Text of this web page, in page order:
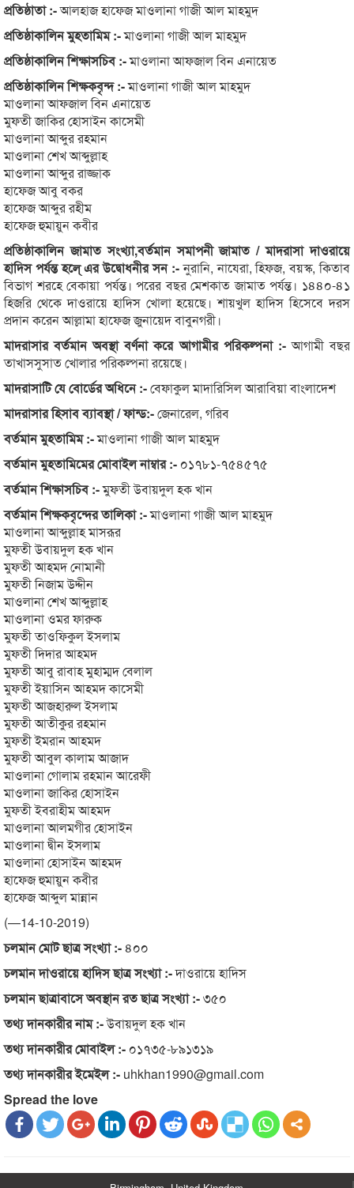
প্রতিষ্ঠাতা :-আলহাজ হাফেজ মাওলানা গাজী আল মাহমুদ
প্রতিষ্ঠাকালিন মুহতামিম :-মাওলানা গাজী আল মাহমুদ
প্রতিষ্ঠাকালিন শিক্ষাসচিব :-মাওলানা আফজাল বিন এনায়েত
প্রতিষ্ঠাকালিন শিক্ষকবৃন্দ :-মাওলানা গাজী আল মাহমুদ
মাওলানা আফজাল বিন এনায়েত
মুফতী জাকির হোসাইন কাসেমী
মাওলানা আব্দুর রহমান
মাওলানা শেখ আব্দুল্লাহ
মাওলানা আব্দুর রাজ্জাক
হাফেজ আবু বকর
হাফেজ আব্দুর রহীম
হাফেজ হুমায়ুন কবীর
প্রতিষ্ঠাকালিন জামাত সংখ্যা,বর্তমান সমাপনী জামাত / মাদরাসা দাওরায়ে
হাদিস পর্যন্ত হলে্ এর উদ্বোধনীর সন :-নুরানি, নাযেরা, হিফজ, বয়স্ক, কিতাব
বিভাগ শরহে বেকায়া পর্যন্ত। পরের বছর মেশকাত জামাত পর্যন্ত। ১৪৪০-৪১
হিজরি থেকে দাওরায়ে হাদিস খোলা হয়েছে। শায়খুল হাদিস হিসেবে দরস
প্রদান করেন আল্লামা হাফেজ জুনায়েদ বাবুনগরী।
মাদরাসার বর্তমান অবস্থা বর্ণনা করে আগামীর পরিকল্পনা :-আগামী বছর
তাখাসসুসাত খোলার পরিকল্পনা রয়েছে।
মাদরাসাটি যে বোর্ডের অধিনে :-বেফাকুল মাদারিসিল আরাবিয়া বাংলাদেশ
মাদরাসার হিসাব ব্যাবস্থা / ফান্ড:-জেনারেল, গরিব
বর্তমান মুহতামিম :-মাওলানা গাজী আল মাহমুদ
বর্তমান মুহতামিমের মোবাইল নাম্বার :- ০১৭৮১-৭৫৪৫৭৫
বর্তমান শিক্ষাসচিব :-মুফতী উবায়দুল হক খান
বর্তমান শিক্ষকবৃন্দের তালিকা :-মাওলানা গাজী আল মাহমুদ
মাওলানা আব্দুল্লাহ মাসরূর
মুফতী উবায়দুল হক খান
মুফতী আহমদ নোমানী
মুফতী নিজাম উদ্দীন
মাওলানা শেখ আব্দুল্লাহ
মাওলানা ওমর ফারুক
মুফতী তাওফিকুল ইসলাম
মুফতী দিদার আহমদ
মুফতী আবু রাবাহ মুহাম্মদ বেলাল
মুফতী ইয়াসিন আহমদ কাসেমী
মুফতী আজহারুল ইসলাম
মুফতী আতীকুর রহমান
মুফতী ইমরান আহমদ
মুফতী আবুল কালাম আজাদ
মাওলানা গোলাম রহমান আরেফী
মাওলানা জাকির হোসাইন
মুফতী ইবরাহীম আহমদ
মাওলানা আলমগীর হোসাইন
মাওলানা দ্বীন ইসলাম
মাওলানা হোসাইন আহমদ
হাফেজ হুমায়ুন কবীর
হাফেজ আব্দুল মান্নান
(—14-10-2019)
চলমান মোট ছাত্র সংখ্যা :-৪০০
চলমান দাওরায়ে হাদিস ছাত্র সংখ্যা :-দাওরায়ে হাদিস
চলমান ছাত্রাবাসে অবস্থান রত ছাত্র সংখ্যা :-৩৫০
তথ্য দানকারীর নাম :-উবায়দুল হক খান
তথ্য দানকারীর মোবাইল :- ০১৭৩৫-৮৯১৩১৯
তথ্য দানকারীর ইমেইল :- uhkhan1990@gmail.com
Spread the love